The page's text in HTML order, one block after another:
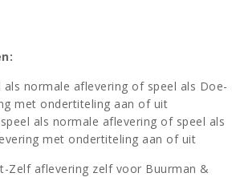
als normale aflevering of speel als Doe-
met ondertiteling aan of uit
speel als normale aflevering of speel als
met ondertiteling aan of uit
Zelf aflevering zelf voor Buurman &